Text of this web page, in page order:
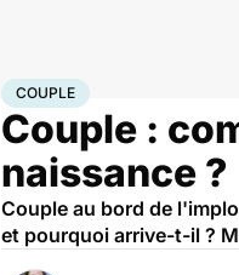
AccueilBien-être
COUPLE
Couple :
naissance ?
Couple au bord de
et pourquoi arrive-t-il ?